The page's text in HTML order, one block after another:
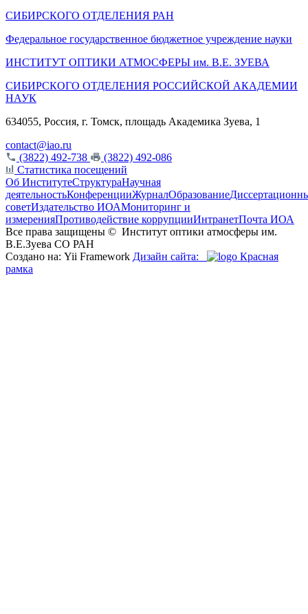
СИБИРСКОГО ОТДЕЛЕНИЯ РАН
Федеральное государственное бюджетное учреждение науки
ИНСТИТУТ ОПТИКИ АТМОСФЕРЫ им. В.Е. ЗУЕВА
СИБИРСКОГО ОТДЕЛЕНИЯ РОССИЙСКОЙ АКАДЕМИИ
НАУК
634055, Россия, г. Томск, площадь Академика Зуева, 1
contact@iao.ru
(3822) 492-738
(3822) 492-086
Статистика посещений
Об ИнститутеСтруктураНаучная
деятельностьКонференцииЖурналОбразование
советИздательство ИОАМониторинг и
измеренияПротиводействие коррупцииИнтранетПочта ИОА
Все права защищены © Институт оптики атмосферы им.
В.Е.Зуева СО РАН
Создано на: Yii Framework Дизайн сайта:
Красная
рамка